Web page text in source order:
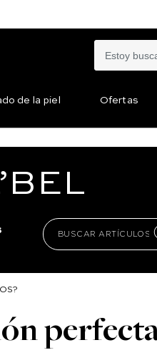
de la piel Ofertas